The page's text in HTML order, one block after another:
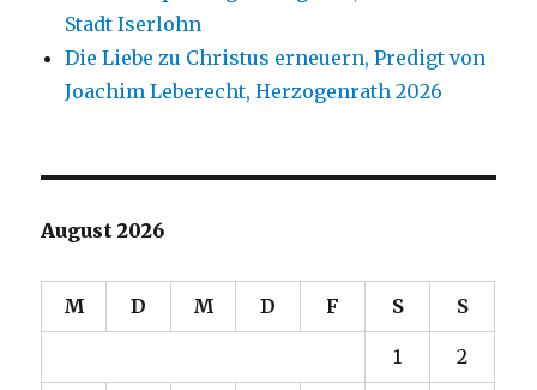
Stadt Iserlohn
Die Liebe zu Christus erneuern, Predigt von
Joachim Leberecht, Herzogenrath 2026
August 2026
M D M D F S S
1 2